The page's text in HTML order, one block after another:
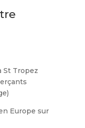
St Tropez
Europe sur